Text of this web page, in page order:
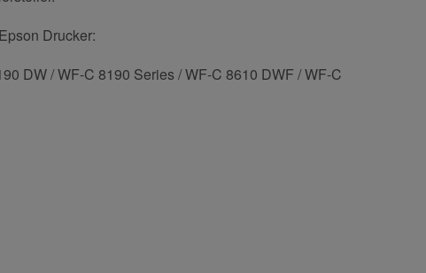
Drucker:
DW / WF-C 8190 Series / WF-C 8610 DWF / WF-C